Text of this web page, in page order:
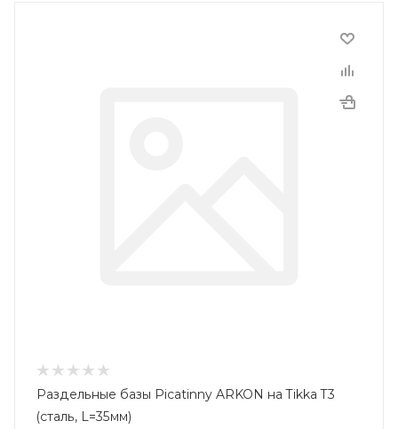
Раздельные базы Picatinny ARKON на Tikka T3
(сталь, L=35мм)